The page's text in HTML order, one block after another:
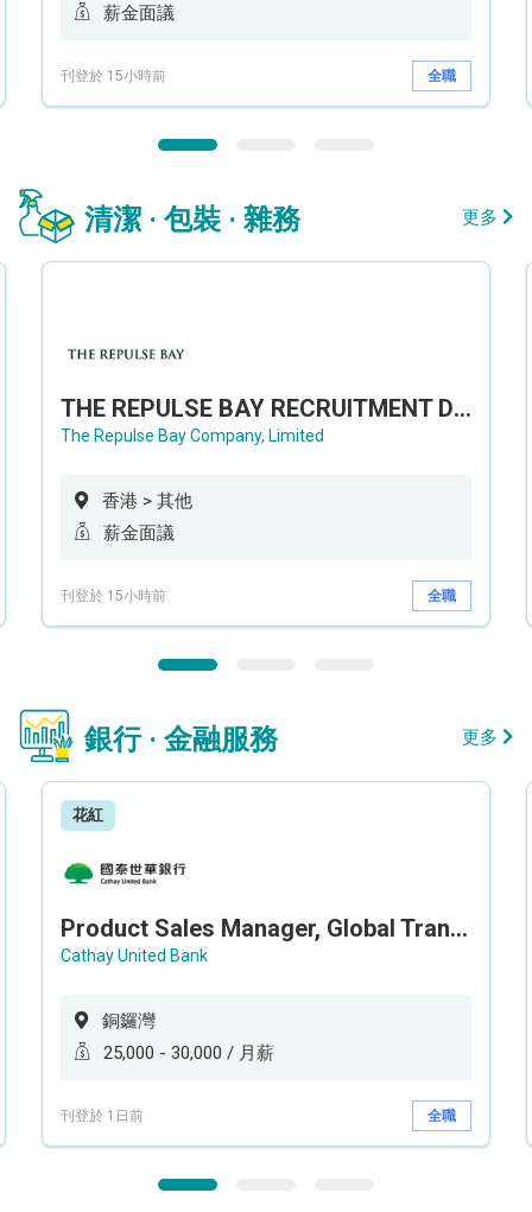
薪金面議
刊登於 15小時前 全職
清潔 · 包裝 · 雜務 更多
THE REPULSE BAY RECRUITMENT DAY 淺水灣影灣園人才招聘會
The Repulse Bay Company, Limited
香港 > 其他
薪金面議
刊登於 15小時前 全職
銀行 · 金融服務 更多
花紅
Product Sales Manager, Global Transaction Service (GTS)
Cathay United Bank
銅鑼灣
25,000 - 30,000 / 月薪
刊登於 1日前 全職